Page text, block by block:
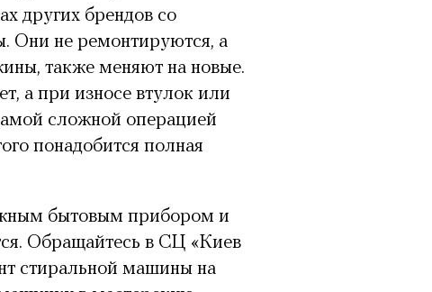
других брендов со
Они не ремонтируются, а
также меняют на новые.
а при износе втулок или
сложной операцией
понадобится полная
бытовым прибором и
Обращайтесь в СЦ «Киев
стиральной машины на